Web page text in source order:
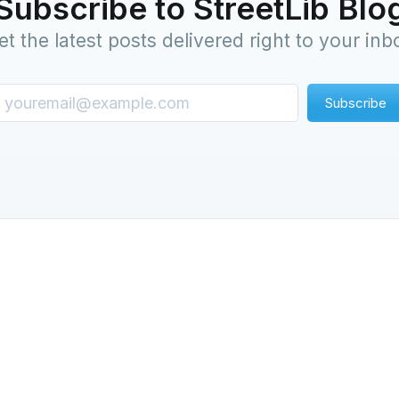
to StreetLib
the latest posts delivered right to your
Subscribe